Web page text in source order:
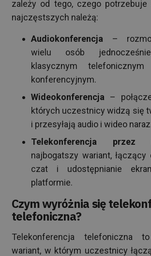
zależy od tego, czego potrzebuje
najczęstszych należą:
Audiokonferencja –
wielu osób
klasycznym telefonicznym
konferencyjnym.
Wideokonferencja –
których uczestnicy widzą się
i przesyłają audio i wideo
Telekonferencja przez
najbogatszy wariant, łączący
czat i udostępnianie
platformie.
Czym wyróżnia się
telefoniczna?
Telekonferencja telefoniczna
wariant, w którym uczestnicy